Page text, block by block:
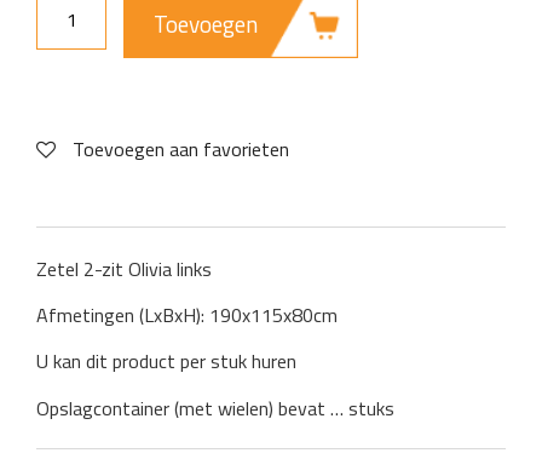
Toevoegen
Toevoegen aan favorieten
Zetel 2-zit Olivia links
Afmetingen (LxBxH): 190x115x80cm
U kan dit product per stuk huren
Opslagcontainer (met wielen) bevat … stuks